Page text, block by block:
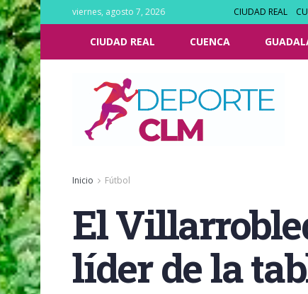
viernes, agosto 7, 2026 CIUDAD REAL
CIUDAD REAL CUENCA
Inicio Fútbol
El
líder de la